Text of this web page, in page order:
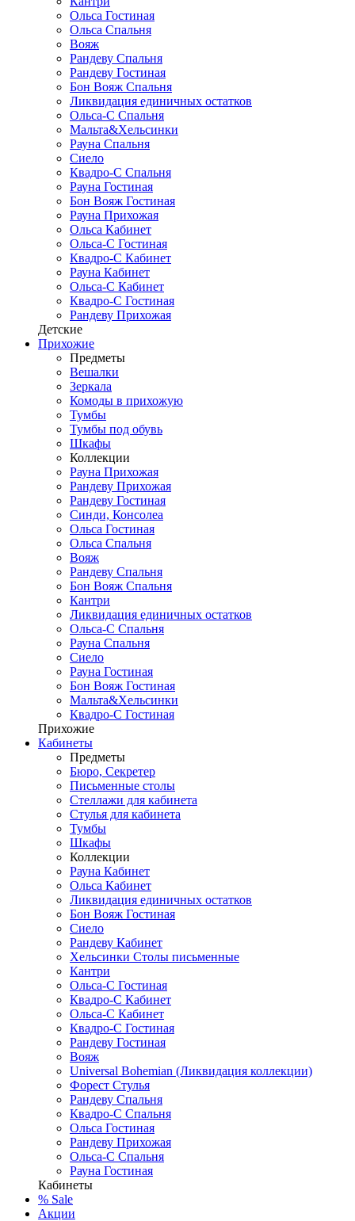
Ольса Гостиная
Ольса Спальня
Вояж
Рандеву Спальня
Рандеву Гостиная
Бон Вояж Спальня
Ликвидация единичных остатков
Ольса-С Спальня
Мальта&Хельсинки
Рауна Спальня
Сиело
Квадро-С Спальня
Рауна Гостиная
Бон Вояж Гостиная
Рауна Прихожая
Ольса Кабинет
Ольса-С Гостиная
Квадро-С Кабинет
Рауна Кабинет
Ольса-С Кабинет
Квадро-С Гостиная
Рандеву Прихожая
Детские
Прихожие
Предметы
Вешалки
Зеркала
Комоды в прихожую
Тумбы
Тумбы под обувь
Шкафы
Коллекции
Рауна Прихожая
Рандеву Прихожая
Рандеву Гостиная
Синди, Консолеа
Ольса Гостиная
Ольса Спальня
Вояж
Рандеву Спальня
Бон Вояж Спальня
Кантри
Ликвидация единичных остатков
Ольса-С Спальня
Рауна Спальня
Сиело
Рауна Гостиная
Бон Вояж Гостиная
Мальта&Хельсинки
Квадро-С Гостиная
Прихожие
Кабинеты
Предметы
Бюро, Секретер
Письменные столы
Стеллажи для кабинета
Стулья для кабинета
Тумбы
Шкафы
Коллекции
Рауна Кабинет
Ольса Кабинет
Ликвидация единичных остатков
Бон Вояж Гостиная
Сиело
Рандеву Кабинет
Хельсинки Столы письменные
Кантри
Ольса-С Гостиная
Квадро-С Кабинет
Ольса-С Кабинет
Квадро-С Гостиная
Рандеву Гостиная
Вояж
Universal Bohemian (Ликвидация коллекции)
Форест Стулья
Рандеву Спальня
Квадро-С Спальня
Ольса Гостиная
Рандеву Прихожая
Ольса-С Спальня
Рауна Гостиная
Кабинеты
% Sale
Акции